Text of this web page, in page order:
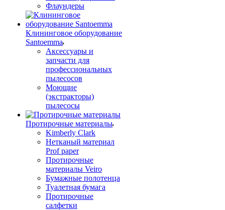
Флаундеры
Клининговое оборудование
Santoemma
Аксессуары и
запчасти для
профессиональных
пылесосов
Моющие
(экстракторы)
пылесосы
Протирочные материалы
Kimberly Clark
Нетканый материал
Prof paper
Протирочные
материалы Veiro
Бумажные полотенца
Туалетная бумага
Протирочные
салфетки